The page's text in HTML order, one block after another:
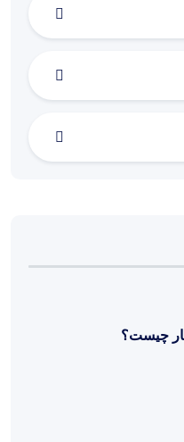
چیست؟